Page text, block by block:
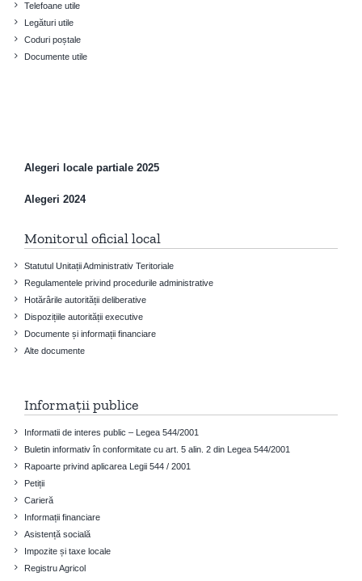
Telefoane utile
Legături utile
Coduri poștale
Documente utile
Alegeri locale partiale 2025
Alegeri 2024
Monitorul oficial local
Statutul Unitații Administrativ Teritoriale
Regulamentele privind procedurile administrative
Hotărârile autorității deliberative
Dispozițiile autorității executive
Documente și informații financiare
Alte documente
Informații publice
Informatii de interes public – Legea 544/2001
Buletin informativ în conformitate cu art. 5 alin. 2 din Legea 544/2001
Rapoarte privind aplicarea Legii 544 / 2001
Petiții
Carieră
Informații financiare
Asistență socială
Impozite și taxe locale
Registru Agricol